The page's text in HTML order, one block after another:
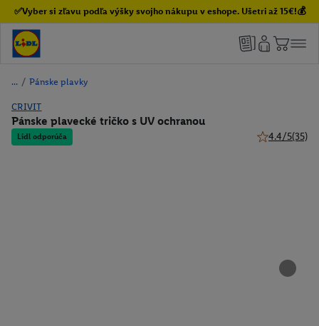
✅Vyber si zľavu podľa výšky svojho nákupu v eshope. Ušetri až 15€!💰
/ Pánske plavky
CRIVIT
Pánske plavecké tričko s UV ochranou
Lidl odporúča 4.4/5(35)